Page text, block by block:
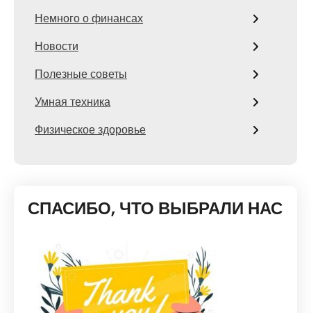
Немного о финансах
Новости
Полезные советы
Умная техника
Физическое здоровье
СПАСИБО, ЧТО ВЫБРАЛИ НАС